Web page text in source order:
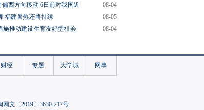
偏西方向移动 6日前对我国近
08-04
福建暑热还将持续
08-05
施推动建设生育友好型社会
08-04
财经 专题 大学城 网事
文〔2019〕3630-217号